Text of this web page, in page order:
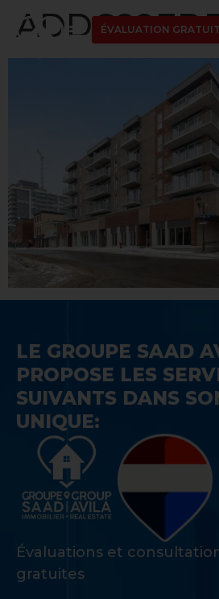
ÉVALUATION
LE GROUPE SAAD
PROPOSE LES
SUIVANTS DANS
UNIQUE:
Évaluations et
gratuites